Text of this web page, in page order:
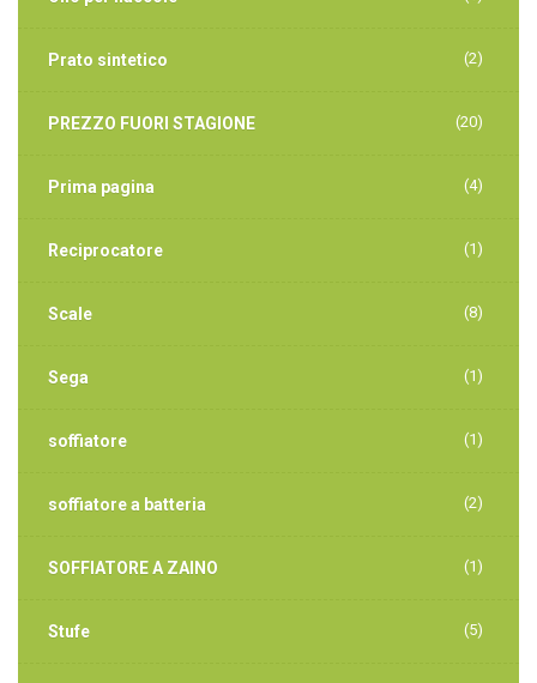
Prato sintetico (2)
PREZZO FUORI STAGIONE (20)
Prima pagina (4)
Reciprocatore (1)
Scale (8)
Sega (1)
soffiatore (1)
soffiatore a batteria (2)
SOFFIATORE A ZAINO (1)
Stufe (5)